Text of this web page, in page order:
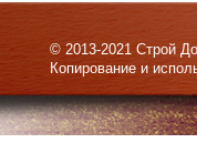
© 2013-2021 Строй
Копирование и